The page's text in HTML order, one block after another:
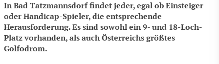
In Bad Tatzmannsdorf findet jeder, egal ob Einsteiger
oder Handicap-Spieler, die entsprechende
Herausforderung. Es sind sowohl ein 9- und 18-Loch-
Platz vorhanden, als auch Österreichs größtes
Golfodrom.